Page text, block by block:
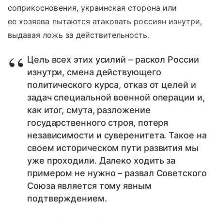
соприкосновения, украинская сторона или
ее хозяева пытаются атаковать россиян изнутри,
выдавая ложь за действительность.
Цель всех этих усилий – раскол России
изнутри, смена действующего
политического курса, отказ от целей и
задач специальной военной операции и,
как итог, смута, разложение
государственного строя, потеря
независимости и суверенитета. Такое на
своем историческом пути развития мы
уже проходили. Далеко ходить за
примером не нужно – развал Советского
Союза является тому явным
подтверждением.